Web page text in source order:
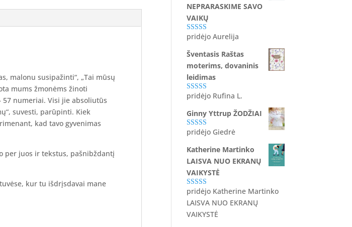
malonu susipažinti“, „Tai mūsų
mums žmonėms žinoti
57 numeriai. Visi jie absoliutūs
suvesti, parūpinti. Kiek
kad tavo gyvenimas
per juos ir tekstus, pašnibždantį
kur tu išdrįsdavai mane
NEPRARASKIME SAVO
VAIKŲ
Įvertinimas:
pridėjo Aurelija
Šventasis Raštas
moterims, dovaninis
leidimas
Įvertinimas:
pridėjo Rufina L.
Ginny Yttrup ŽODŽIAI
Įvertinimas:
pridėjo Giedrė
Katherine Martinko
LAISVA NUO EKRANŲ
VAIKYSTĖ
Įvertinimas:
5 iš 5
pridėjo Katherine Martinko
LAISVA NUO EKRANŲ
VAIKYSTĖ